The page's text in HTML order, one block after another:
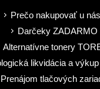
Prečo nakupovať u
Darčeky ZADARMO
Alternatívne tonery
likvidácia a
Prenájom tlačových